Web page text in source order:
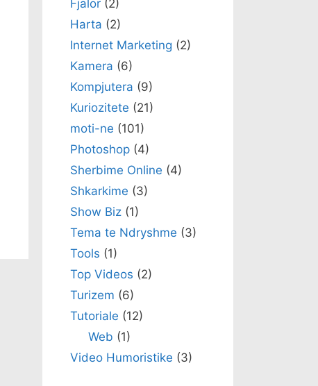
Fjalor (2)
Harta (2)
Internet Marketing (2)
Kamera (6)
Kompjutera (9)
Kuriozitete (21)
moti-ne (101)
Photoshop (4)
Sherbime Online (4)
Shkarkime (3)
Show Biz (1)
Tema te Ndryshme (3)
Tools (1)
Top Videos (2)
Turizem (6)
Tutoriale (12)
Web (1)
Video Humoristike (3)